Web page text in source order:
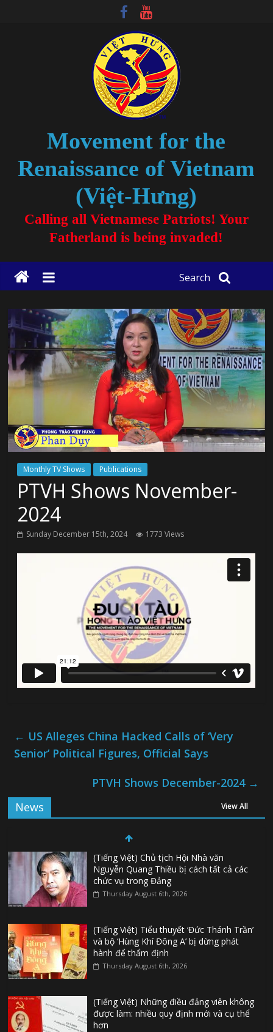
Movement for the
Renaissance of Vietnam
(Việt-Hưng)
Calling all Vietnamese Patriots! Your
Fatherland is being invaded!
Search
Monthly TV Shows Publications
PTVH Shows November-
2024
Sunday December 15th, 2024 1773 Views
← US Alleges China Hacked Calls of ‘Very
Senior’ Political Figures, Official Says
PTVH Shows December-2024 →
News
View All
(Tiếng Việt) Chủ tịch Hội Nhà văn
Nguyễn Quang Thiều bị cách tất cả các
chức vụ trong Đảng
Thursday August 6th, 2026
(Tiếng Việt) Tiểu thuyết ‘Đức Thánh Trần’
và bộ ‘Hùng Khí Đông A’ bị dừng phát
hành để thẩm định
Thursday August 6th, 2026
(Tiếng Việt) Những điều đảng viên không
được làm: nhiều quy định mới và cụ thể
hơn